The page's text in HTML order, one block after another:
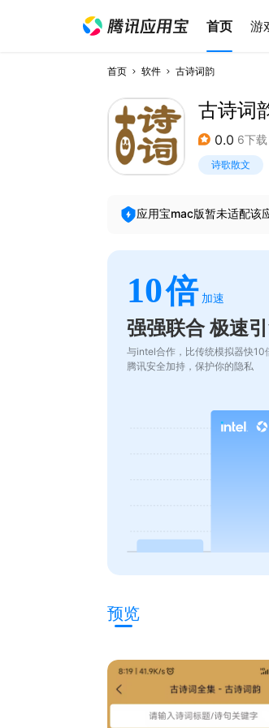
首页 游
首页 软件 古诗词韵
古诗词
0.0 6下载
诗歌散文
应用宝mac版暂未适配该
10倍 加速
强强联合 极速
与intel合作，比传统模拟器快10
腾讯安全加持，保护你的隐私
预览